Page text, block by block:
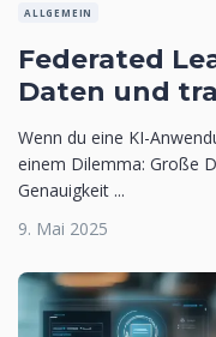
ALLGEMEIN
Federated
Daten und
Wenn du eine KI-
einem Dilemma: Große
Genauigkeit ...
9. Mai 2025